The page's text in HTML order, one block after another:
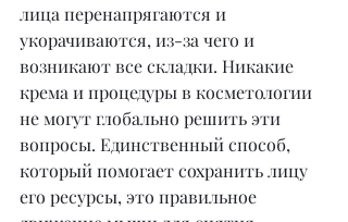
лица перенапрягаются и
укорачиваются, из-за чего и
возникают все складки. Никакие
крема и процедуры в косметологии
не могут глобально решить эти
вопросы. Единственный способ,
который помогает сохранить лицу
его ресурсы, это правильное